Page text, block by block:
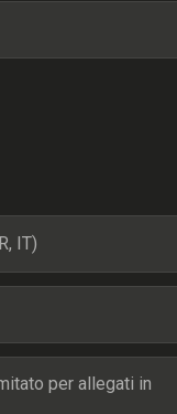
IT)
per allegati in